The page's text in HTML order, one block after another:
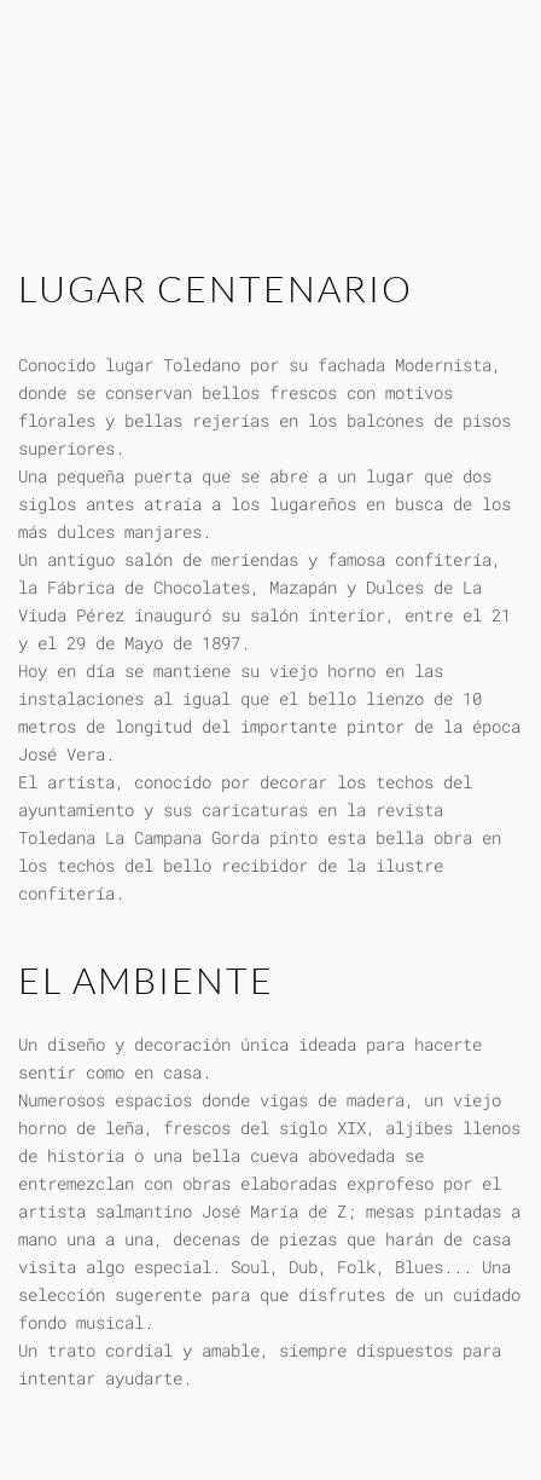
LUGAR CENTENARIO
Conocido lugar Toledano por su fachada Modernista,
donde se conservan bellos frescos con motivos
florales y bellas rejerías en los balcones de pisos
superiores.
Una pequeña puerta que se abre a un lugar que dos
siglos antes atraía a los lugareños en busca de los
más dulces manjares.
Un antiguo salón de meriendas y famosa confitería,
la Fábrica de Chocolates, Mazapán y Dulces de La
Viuda Pérez inauguró su salón interior, entre el 21
y el 29 de Mayo de 1897.
Hoy en día se mantiene su viejo horno en las
instalaciones al igual que el bello lienzo de 10
metros de longitud del importante pintor de la época
José Vera.
El artista, conocido por decorar los techos del
ayuntamiento y sus caricaturas en la revista
Toledana La Campana Gorda pinto esta bella obra en
los techos del bello recibidor de la ilustre
confitería.
EL AMBIENTE
Un diseño y decoración única ideada para hacerte
sentir como en casa.
Numerosos espacios donde vigas de madera, un viejo
horno de leña, frescos del siglo XIX, aljibes llenos
de historia o una bella cueva abovedada se
entremezclan con obras elaboradas exprofeso por el
artista salmantino José María de Z; mesas pintadas a
mano una a una, decenas de piezas que harán de casa
visita algo especial. Soul, Dub, Folk, Blues... Una
selección sugerente para que disfrutes de un cuidado
fondo musical.
Un trato cordial y amable, siempre dispuestos para
intentar ayudarte.